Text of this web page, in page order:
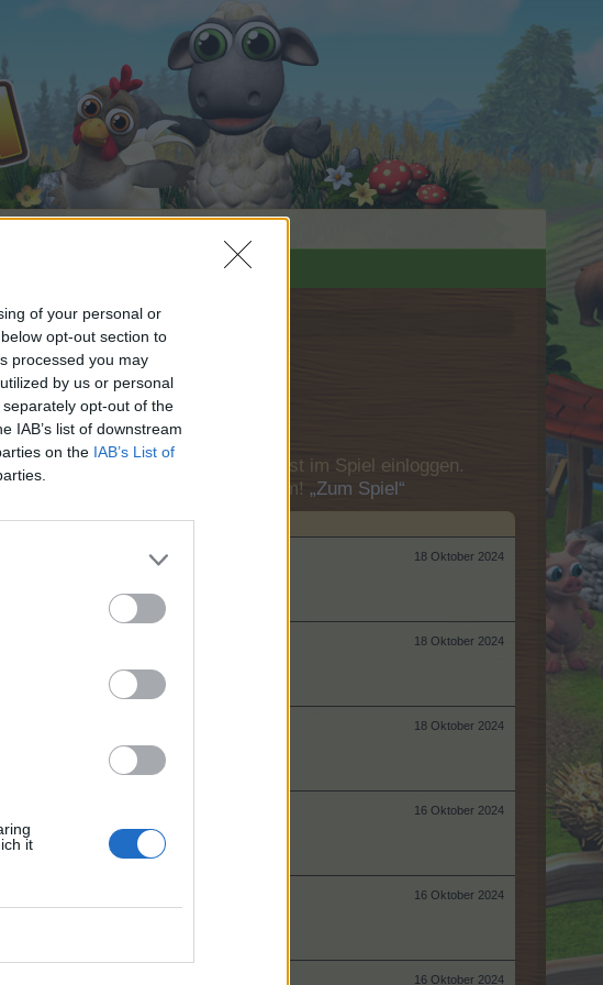
of your personal or
opt-out section to
processed you may
by us or personal
opt-out of the
IAB’s list of downstream
on the IAB’s List of
it
musst Du Dich bitte zunächst im Spiel einloggen.
Besuch in unserem Forum! „Zum Spiel“
18 Oktober 2024
18 Oktober 2024
18 Oktober 2024
16 Oktober 2024
16 Oktober 2024
16 Oktober 2024